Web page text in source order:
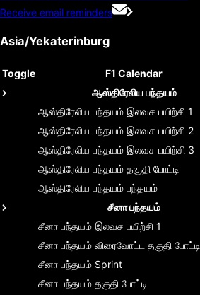
Receive email reminders
Asia/Yekaterinburg
Toggle F1 Calendar
ஆஸ்திரேலிய பந்தயம்
ஆஸ்திரேலிய பந்தயம் இலவச பயிற்சி 1
ஆஸ்திரேலிய பந்தயம் இலவச பயிற்சி 2
ஆஸ்திரேலிய பந்தயம் இலவச பயிற்சி 3
ஆஸ்திரேலிய பந்தயம் தகுதி போட்டி
ஆஸ்திரேலிய பந்தயம் பந்தயம்
சீனா பந்தயம்
சீனா பந்தயம் இலவச பயிற்சி 1
சீனா பந்தயம் விரைவோட்ட தகுதி போட்டி
சீனா பந்தயம் Sprint
சீனா பந்தயம் தகுதி போட்டி